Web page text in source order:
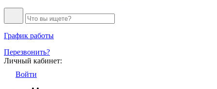
График работы
Перезвонить?
Личный кабинет:
Войти